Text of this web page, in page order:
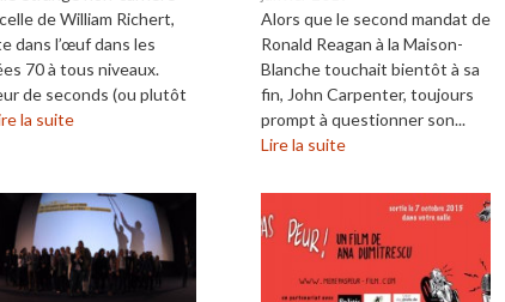
de William Richert,
dans l’œuf dans les
70 à tous niveaux.
de seconds (ou plutôt
la suite
Alors que le second mandat de
Ronald Reagan à la Maison-
Blanche touchait bientôt à sa
fin, John Carpenter, toujours
prompt à questionner son...
Lire la suite